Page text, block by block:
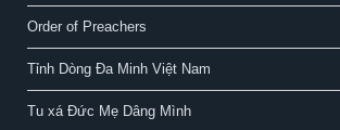
Order of Preachers
Tỉnh Dòng Đa Minh Việt Nam
Tu xá Đức Mẹ Dâng Mình